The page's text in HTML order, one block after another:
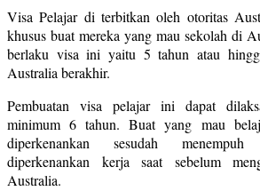
Visa Pelajar di terbitkan oleh otoritas
khusus buat mereka yang mau sekolah di
berlaku visa ini yaitu 5 tahun atau
Australia berakhir.
Pembuatan visa pelajar ini dapat
minimum 6 tahun. Buat yang mau
diperkenankan sesudah
diperkenankan kerja saat sebelum
Australia.